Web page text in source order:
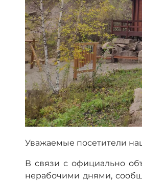
Уважаемые посетители
В связи с официально
нерабочими днями,